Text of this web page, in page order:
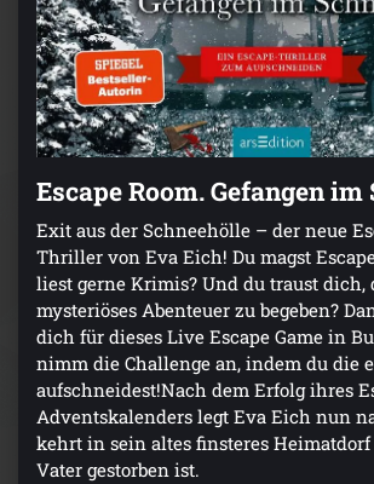
Escape Room. Gefangen im
Exit aus der Schneehölle – der neue
Thriller von Eva Eich! Du magst
liest gerne Krimis? Und du traust
mysteriöses Abenteuer zu begeben?
dich für dieses Live Escape Game in
nimm die Challenge an, indem du die
aufschneidest!Nach dem Erfolg ihres
Adventskalenders legt Eva Eich nun
kehrt in sein altes finsteres
Vater gestorben ist.